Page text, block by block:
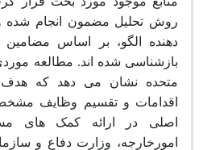
روش تحلیل مضمون انجام شده
دهنده الگو، بر اساس مضامین
بازشناسی ‏شده‏ اند. مطالعه
متحده نشان ‏می‏ دهد که هدف­
اقدامات و تقسیم وظایف
اصلی در ارائه کمک های
امورخارجه، وزارت دفاع و